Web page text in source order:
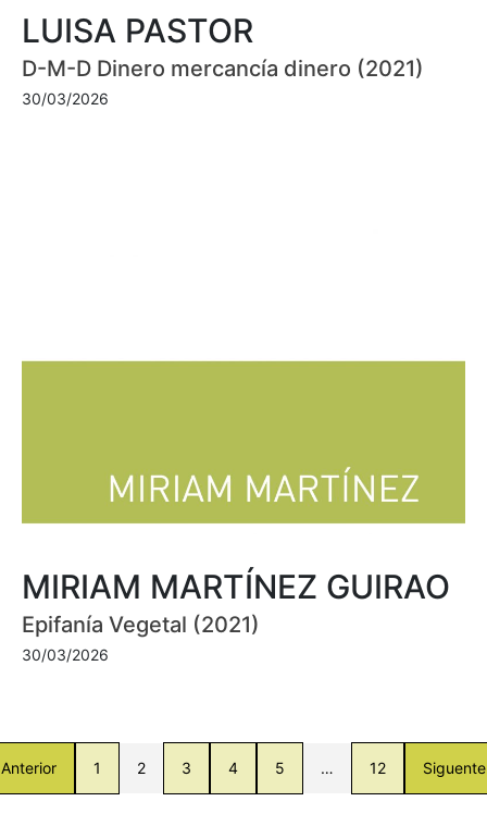
LUISA PASTOR
D-M-D Dinero mercancía dinero (2021)
30/03/2026
MIRIAM MARTÍNEZ GUIRAO
Epifanía Vegetal (2021)
30/03/2026
Anterior 1 2 3 4 5 … 12 Siguente